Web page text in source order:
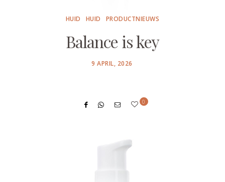
HUID HUID PRODUCTNIEUWS
Balance is key
POSTED
9 APRIL, 2026
0